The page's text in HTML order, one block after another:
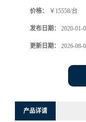
价格： ￥15558/台
发布日期： 2020-01-
更新日期： 2026-08-
产品详请